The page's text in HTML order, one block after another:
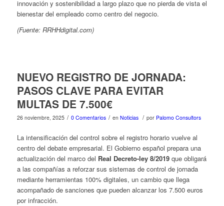
innovación y sostenibilidad a largo plazo que no pierda de vista el
bienestar del empleado como centro del negocio.
(Fuente: RRHHdigital.com)
NUEVO REGISTRO DE JORNADA:
PASOS CLAVE PARA EVITAR
MULTAS DE 7.500€
26 noviembre, 2025 / 0 Comentarios / en Noticias / por Palomo Consultors
La intensificación del control sobre el registro horario vuelve al
centro del debate empresarial. El Gobierno español prepara una
actualización del marco del Real Decreto-ley 8/2019que obligará
a las compañías a reforzar sus sistemas de control de jornada
mediante herramientas 100% digitales, un cambio que llega
acompañado de sanciones que pueden alcanzar los 7.500 euros
por infracción.